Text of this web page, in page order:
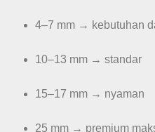
4–7 mm → kebutuhan
10–13 mm → standar
15–17 mm → nyaman
25 mm → premium